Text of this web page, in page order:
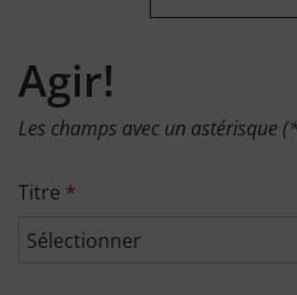
Agir!
Les champs avec un astérisque
Titre